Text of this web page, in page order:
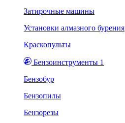
Затирочные машины
Установки алмазного бурения
Краскопульты
Бензоинструменты 1
Бензобур
Бензопилы
Бензорезы